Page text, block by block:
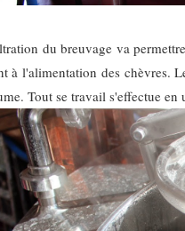
du breuvage va
à l'alimentation des chèvres.
Tout se travail s'effectue en